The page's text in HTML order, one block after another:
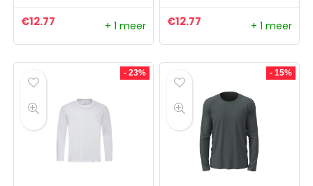
€12.77 + 1 meer €12.77 + 1 meer
- 23% - 15%